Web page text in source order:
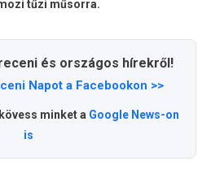
tűzi műsorra.
és országos hírekről!
Napot a Facebookon >>
minket a Google News-on
is